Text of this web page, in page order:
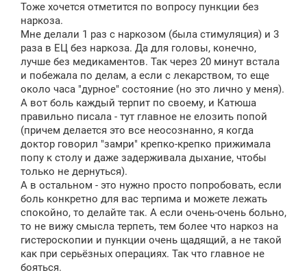
б
щ
е
н
и
Тоже хочется отметится по вопросу пункции без
наркоза.
Мне делали 1 раз с наркозом (была стимуляция) и 3
раза в ЕЦ без наркоза. Да для головы, конечно,
лучше без медикаментов. Так через 20 минут встала
и побежала по делам, а если с лекарством, то еще
около часа "дурное" состояние (но это лично у меня).
А вот боль каждый терпит по своему, и Катюша
правильно писала - тут главное не елозить попой
(причем делается это все неосознанно, я когда
доктор говорил "замри" крепко-крепко прижимала
попу к столу и даже задерживала дыхание, чтобы
только не дернуться).
А в остальном - это нужно просто попробовать, если
боль конкретно для вас терпима и можете лежать
спокойно, то делайте так. А если очень-очень больно,
то не вижу смысла терпеть, тем более что наркоз на
гистероскопии и пункции очень щадящий, а не такой
как при серьёзных операциях. Так что главное не
бояться.